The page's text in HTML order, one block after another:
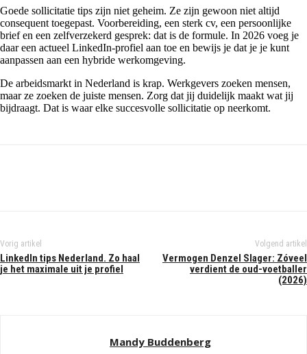
Goede sollicitatie tips zijn niet geheim. Ze zijn gewoon niet altijd
consequent toegepast. Voorbereiding, een sterk cv, een persoonlijke
brief en een zelfverzekerd gesprek: dat is de formule. In 2026 voeg je
daar een actueel LinkedIn-profiel aan toe en bewijs je dat je je kunt
aanpassen aan een hybride werkomgeving.
De arbeidsmarkt in Nederland is krap. Werkgevers zoeken mensen,
maar ze zoeken de juiste mensen. Zorg dat jij duidelijk maakt wat jij
bijdraagt. Dat is waar elke succesvolle sollicitatie op neerkomt.
Vorig artikel
LinkedIn tips Nederland. Zo haal
je het maximale uit je profiel
Volgend artikel
Vermogen Denzel Slager: Zóveel
verdient de oud-voetballer
(2026)
Mandy Buddenberg